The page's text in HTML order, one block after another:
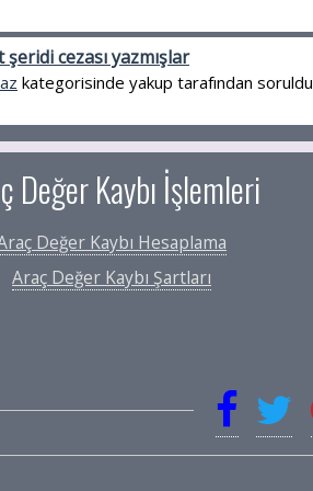
cezası yazmışlar
kategorisinde yakup tarafından soruldu
Değer Kaybı İşlemleri
Değer Kaybı Hesaplama
Araç Değer Kaybı Şartları